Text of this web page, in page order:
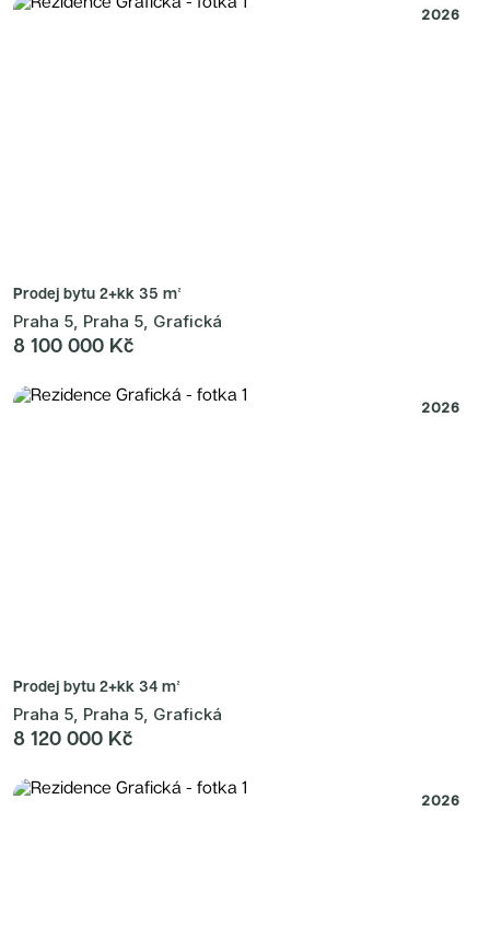
2026
Prodej bytu 2+kk 35 m²
Praha 5, Praha 5, Grafická
8 100 000 Kč
2026
Prodej bytu 2+kk 34 m²
Praha 5, Praha 5, Grafická
8 120 000 Kč
2026